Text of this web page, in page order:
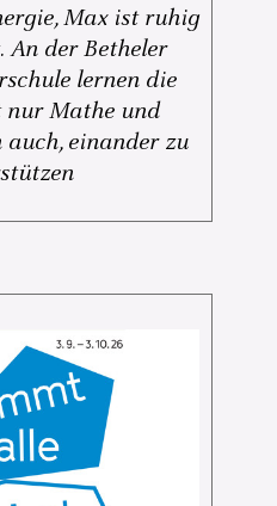
Max ist ruhig
der Betheler
lernen die
Mathe und
auch, einander zu